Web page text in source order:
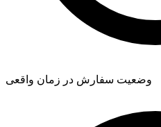
وضعیت سفارش در زمان واقعی